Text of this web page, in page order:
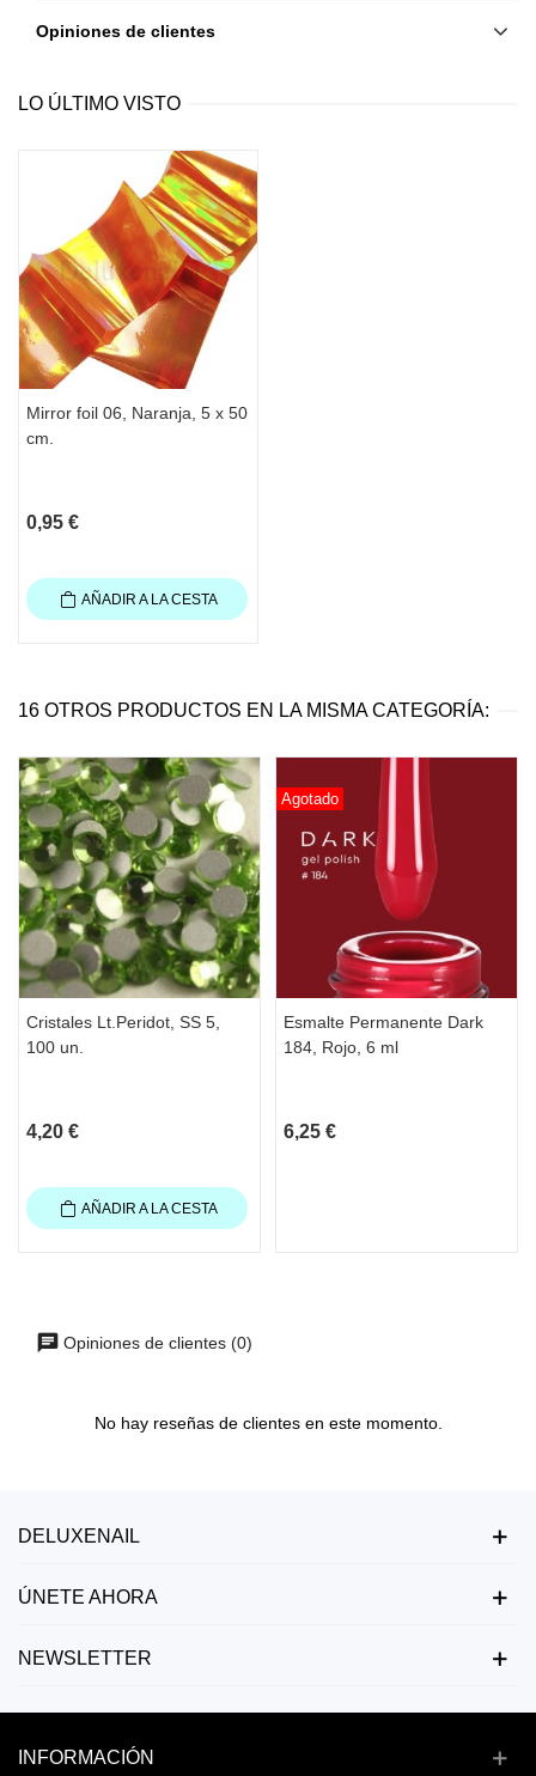
Opiniones de clientes
LO ÚLTIMO VISTO
Mirror foil 06, Naranja, 5 x 50
cm.
0,95 €
AÑADIR A LA CESTA
16 OTROS PRODUCTOS EN LA MISMA CATEGORÍA:
Cristales Lt.Peridot, SS 5,
100 un.
4,20 €
AÑADIR A LA CESTA
Agotado
Esmalte Permanente Dark
184, Rojo, 6 ml
6,25 €
Opiniones de clientes (0)
No hay reseñas de clientes en este momento.
DELUXENAIL
ÚNETE AHORA
NEWSLETTER
INFORMACIÓN